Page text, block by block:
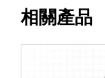
相關產品